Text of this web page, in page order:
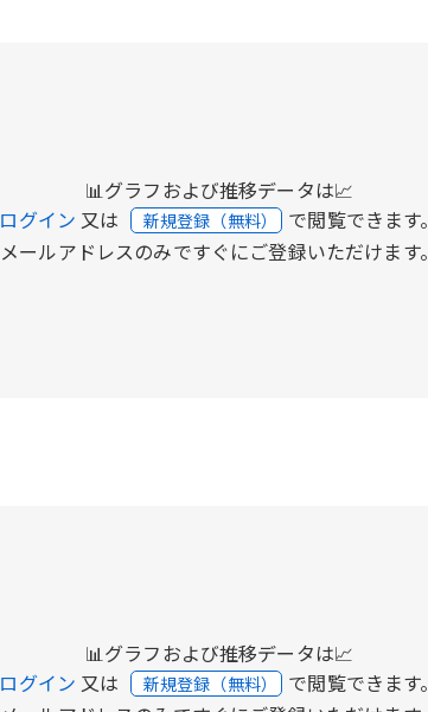
📊グラフおよび推移データは📈
ログイン 又は 新規登録（無料） で閲覧できます。
メールアドレスのみですぐにご登録いただけます。
📊グラフおよび推移データは📈
ログイン 又は 新規登録（無料） で閲覧できます。